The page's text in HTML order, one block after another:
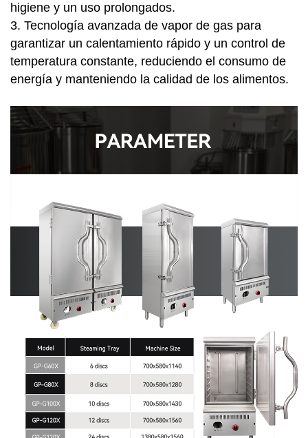
higiene y un uso prolongados.
3. Tecnología avanzada de vapor de gas para
garantizar un calentamiento rápido y un control de
temperatura constante, reduciendo el consumo de
energía y manteniendo la calidad de los alimentos.